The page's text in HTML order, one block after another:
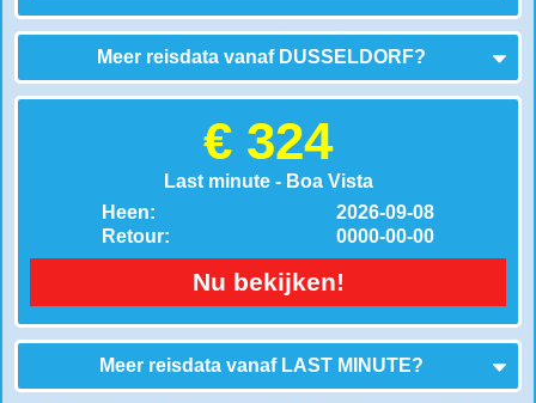
Meer reisdata vanaf DUSSELDORF?
€ 324
Last minute - Boa Vista
Heen:
Retour:
2026-09-08
0000-00-00
Nu bekijken!
Meer reisdata vanaf LAST MINUTE?